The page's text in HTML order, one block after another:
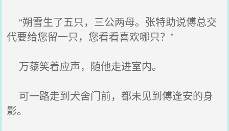
“朔雪生了五只，三公两母。张特助说傅总交
代要给您留一只，您看看喜欢哪只？”
万藜笑着应声，随他走进室内。
可一路走到犬舍门前，都未见到傅逢安的身
影。